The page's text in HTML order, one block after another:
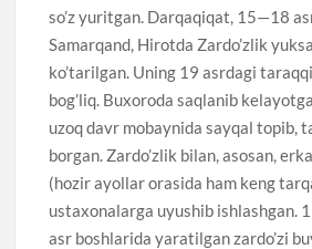
so’z yuritgan. Darqaqiqat, 15—18
Samarqand, Hirotda Zardo’zlik
ko’tarilgan. Uning 19 asrdagi
bog’liq. Buxoroda saqlanib
uzoq davr mobaynida sayqal topib,
borgan. Zardo’zlik bilan, asosan,
(hozir ayollar orasida ham keng
ustaxonalarga uyushib ishlashgan.
asr boshlarida yaratilgan zardo’zi